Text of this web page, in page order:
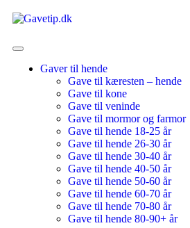
Gaver til hende
Gave til kæresten – hende
Gave til kone
Gave til veninde
Gave til mormor og farmor
Gave til hende 18-25 år
Gave til hende 26-30 år
Gave til hende 30-40 år
Gave til hende 40-50 år
Gave til hende 50-60 år
Gave til hende 60-70 år
Gave til hende 70-80 år
Gave til hende 80-90+ år